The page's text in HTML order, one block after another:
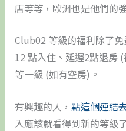
店等等，歐洲也是他們的
Club02 等級的福利除了
12 點入住、延遲2點退房
等一級 (如有空房)。
有興趣的人， 點這個連結
入應該就看得到新的等級